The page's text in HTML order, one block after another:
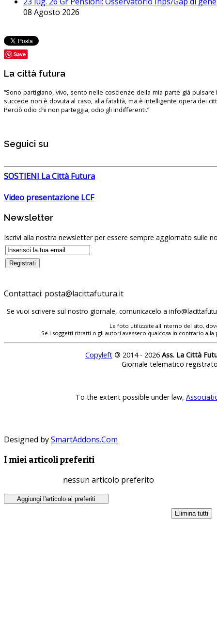
08 Agosto 2026
Save
La città futura
“Sono partigiano, vivo, sento nelle coscienze della mia parte già pulsare
succede non è dovuta al caso, alla fatalità, ma è intelligente opera dei
Perciò odio chi non parteggia, odio gli indifferenti.”
Seguici su
SOSTIENI La Città Futura
Video presentazione LCF
Newsletter
Iscrivi alla nostra newsletter per essere sempre aggiornato sulle
Contattaci: posta@lacittafutura.it
Se vuoi scrivere sul nostro giornale, comunicacelo a
Le foto utilizzate all'interno del sito,
Se i soggetti ritratti o gli autori avessero qualcosa in contrario
Copyleft © 2014 - 2026 Ass. La Città
Giornale telematico
To the extent possible under law,
Designed bySmartAddons.Com
I miei articoli preferiti
nessun articolo preferito